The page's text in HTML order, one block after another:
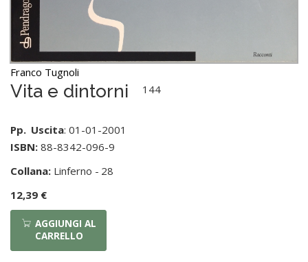
Franco Tugnoli
Vita e dintorni
Pp.
144
Uscita: 01-01-2001
ISBN: 88-8342-096-9
Collana: Linferno - 28
12,39 €
AGGIUNGI AL
CARRELLO